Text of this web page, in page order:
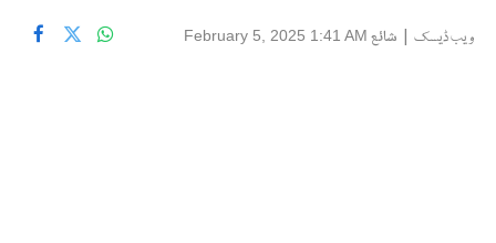
ویب ڈیسک | شائع February 5, 2025 1:41 AM